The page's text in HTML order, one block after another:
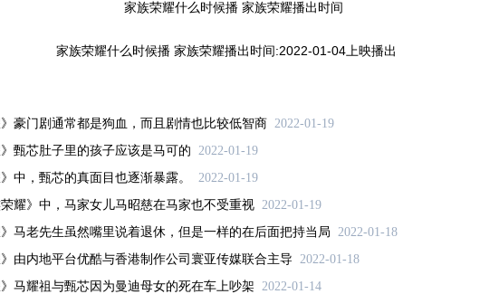
家族荣耀什么时候播 家族荣耀播出时间:2022-01-04上映播出
》豪门剧通常都是狗血，而且剧情也比较低智商 2022-01-19
》甄芯肚子里的孩子应该是马可的 2022-01-19
》中，甄芯的真面目也逐渐暴露。
2022-01-19
耀》中，马家女儿马昭慈在马家也不受重视 2022-01-19
》马老先生虽然嘴里说着退休，但是一样的在后面把持当局 2022-01-18
》由内地平台优酷与香港制作公司寰亚传媒联合主导 2022-01-18
》马耀祖与甄芯因为曼迪母女的死在车上吵架 2022-01-14